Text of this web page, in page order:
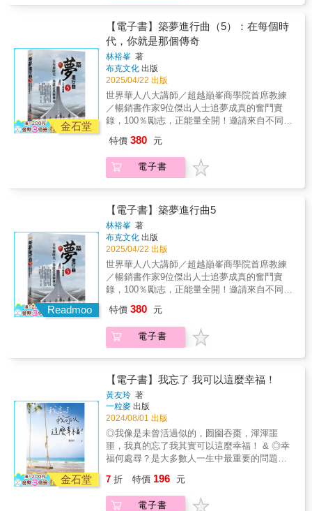
氣。從民國80年開始，在那個醫學還不發達的
年代，為了找出家裡的怪病，動員整個家族的
人北上住院；7年後小腦萎縮症終於被正名，透
過報紙與傳媒認識更多病友一同創立了「小腦
萎縮症病友協會」；與深愛卻終究無法並肩行
走的丈夫離婚，爭取兒子的撫養權；在宜蘭陪
伴兒子成長，看他接觸古箏，找到生命中熱愛
的事；追尋自己的木工夢，在宜蘭把小廢墟動
手修繕成自己夢想的家。❤該被記住的時光這
本書記載了1/3左右我認為值得出版的文章，來
症與病友及好友分享，感恩大家長期一路上的
支持與鼓勵！◎代理經銷：白象文化更多精彩
內容請見
❤為自己和家人行動我的家族有著小腦萎縮症
的遺傳病史，包含我與我的媽媽，家族的三代
九人都患有小腦萎縮症，看著他們生命的掙扎
讓我決定：我要在我還能夠選擇時，為自己的
人生行動。❤我想留下一點甚麼我想過虎死留
皮，而我能留下什麼？大人物做大事，小人物
就「做我能做的事」。我的這些生平故事，當
然比不上網路小說纏綿悱惻，但這些吉光片羽
勝在真實，是我當時遇事的感觸切片，是我短
暫生命的領悟。❤從搖擺到擺渡我的一生或許
我在面對每一個困境時，決定踏出那一步的勇
氣。從民國80年開始，在那個醫學還不發達的
年代，為了找出家裡的怪病，動員整個家族的
過報紙與傳媒認識更多病友一同創立了「小腦
萎縮症病友協會」；與深愛卻終究無法並肩行
走的丈夫離婚，爭取兒子的撫養權；在宜蘭陪
伴兒子成長，看他接觸古箏，找到生命中熱愛
的事；追尋自己的木工夢，在宜蘭把小廢墟動
手修繕成自己夢想的家。❤該被記住的時光這
本書記載了1/3左右我認為值得出版的文章，來
症與病友及好友分享，感恩大家長期一路上的
支持與鼓勵！◎代理經銷：白象文化更多精彩
內容請見
http://www.pressstore.com.tw/freereading/
金石堂
【電子書】築夢進行曲（5）：在每個時
代，你就是那個傳奇
林裕峯 著
布克文化 出版
2025/04/22 出版
世界華人八大講師／超越巔峯商學院首席教練
／暢銷書作家 9位傑出人士追夢成真的奮鬥實
錄，100％勵志，正能量全開！ 邀請來自不同產
築夢心得。有剛入社會不久的年輕人，也有已
在業界揚名立萬的資深人士。他們的夢想不一
定只是關於拓展事業或創造財富，也包含如何
過的人，更有可能找到美好的明天。 本書分成
四大篇章，邀請了來自不同產業，不同背景的
朋友，分享不同的築夢故事和築夢心得。 曾孟
如│張若庭│熊裕 杜月祺│彭莉茹│羅慧仲 劉勇成
│葉大維│高御嚴 這些人中，有剛入社會不久的
年輕人，也有已在某個產業揚名立萬的資深前
輩。他們的夢想不一定只是關於拓展事業或創
造財富，也包含如何與家人相處，還有更重要
的與「自己」相處。 導讀 書寫一個時代，你就
的超越顛峯學院一起成長，從2018年開始啟動
的素人【築夢】計畫，至今也發行到第五冊，
專題報導記錄了六十多位在不同產業不同職位
事。而今回首，他們許多人也都已經處在更上
一層樓的境界，繼續以不同的英姿闖蕩江湖，
寫就新的人生里程碑。 從《築夢》系列專書發
行第一冊，也就是2018年起，超越顛峯學院陸
續帶來可以提升人們國際觀的活動，包含2018
主辦日本問句之神《青木毅》來台演說，2019
年主辦日本讀心術大師《清水建二》來台演
與成龍共同榮登北京同根同夢春晚，2022還主
辦世界房產之神《湯姆霍普金斯》的演說活
特價 380 元
電子書
Readmoo
【電子書】築夢進行曲5
林裕峯 著
布克文化 出版
2025/04/22 出版
世界華人八大講師／超越巔峯商學院首席教練
／暢銷書作家 9位傑出人士追夢成真的奮鬥實
錄，100％勵志，正能量全開！ 邀請來自不同產
築夢心得。有剛入社會不久的年輕人，也有已
在業界揚名立萬的資深人士。他們的夢想不一
定只是關於拓展事業或創造財富，也包含如何
過的人，更有可能找到美好的明天。 本書分成
四大篇章，邀請了來自不同產業，不同背景的
朋友，分享不同的築夢故事和築夢心得。 曾孟
如│張若庭│熊裕 杜月祺│彭莉茹│羅慧仲 劉勇成
│葉大維│高御嚴 這些人中，有剛入社會不久的
年輕人，也有已在某個產業揚名立萬的資深前
輩。他們的夢想不一定只是關於拓展事業或創
造財富，也包含如何與家人相處，還有更重要
的與「自己」相處。 導讀 書寫一個時代，你就
的超越顛峯學院一起成長，從2018年開始啟動
特價 380 元
電子書
金石堂
【電子書】我忘了 我可以這麼幸福！
黃友玲 著
一粒麥 出版
2024/08/01 出版
◎我像是未曾活過似的，囫圇吞棗，渾渾噩
噩，我真的忘了我其實可以這麼幸福！ & ◎幸
福何處尋？是大多數人一生中最重要的問題。
愛」、「智慧」、「盼望」等六個面向，傳遞
作者對幸福的詮釋。 & ◎本書旁徵博引許多名
作名言，不只添加閱讀時的玩趣，增廣新知，
7 折 特價 196 元
電子書